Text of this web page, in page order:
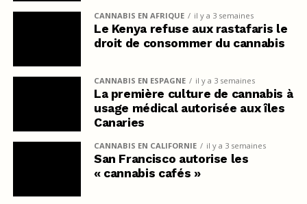
CANNABIS EN AFRIQUE il y a 3 semaines
Le Kenya refuse aux rastafaris le
droit de consommer du cannabis
CANNABIS EN ESPAGNE il y a 3 semaines
La première culture de cannabis à
usage médical autorisée aux îles
Canaries
CANNABIS EN CALIFORNIE il y a 3 semaines
San Francisco autorise les
« cannabis cafés »